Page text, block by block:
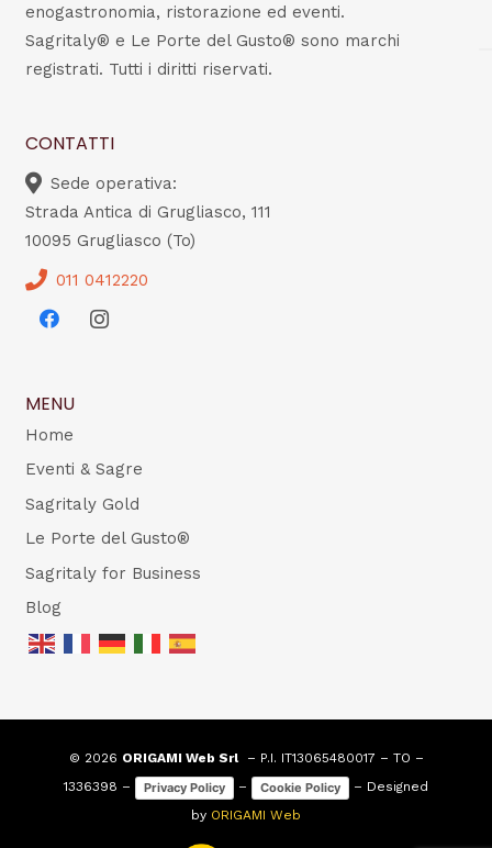
enogastronomia, ristorazione ed eventi.
Sagritaly® e Le Porte del Gusto® sono marchi
registrati. Tutti i diritti riservati.
CONTATTI
Sede operativa:
Strada Antica di Grugliasco, 111
10095 Grugliasco (To)
011 0412220
MENU
Home
Eventi & Sagre
Sagritaly Gold
Le Porte del Gusto®
Sagritaly for Business
Blog
© 2026 ORIGAMI Web Srl– P.I. IT13065480017 – TO –
1336398 –
Privacy Policy – Cookie Policy
– Designed
by ORIGAMI Web